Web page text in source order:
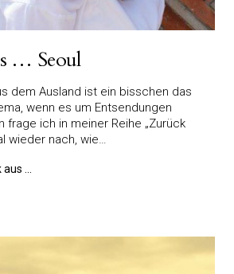
… Seoul
dem Ausland ist ein bisschen das
wenn es um Entsendungen
frage ich in meiner Reihe „Zurück
wieder nach, wie…
...